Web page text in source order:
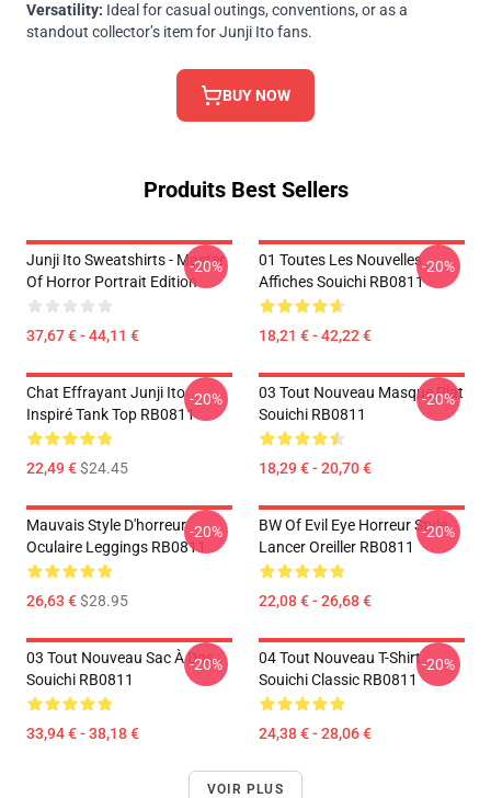
Versatility: Ideal for casual outings, conventions, or as a
standout collector’s item for Junji Ito fans.
BUY NOW
Produits Best Sellers
Junji Ito Sweatshirts - Master
Of Horror Portrait Edition
37,67 € - 44,11 €
-20%
01 Toutes Les Nouvelles
Affiches Souichi RB0811
18,21 € - 42,22 €
-20%
Chat Effrayant Junji Ito
Inspiré Tank Top RB0811
22,49 €$24.45
-20%
03 Tout Nouveau Masque Plat
Souichi RB0811
18,29 € - 20,70 €
-20%
Mauvais Style D'horreur
Oculaire Leggings RB0811
26,63 €$28.95
-20%
BW Of Evil Eye Horreur Style
Lancer Oreiller RB0811
22,08 € - 26,68 €
-20%
03 Tout Nouveau Sac À Dos
Souichi RB0811
33,94 € - 38,18 €
-20%
04 Tout Nouveau T-Shirt
Souichi Classic RB0811
24,38 € - 28,06 €
-20%
VOIR PLUS